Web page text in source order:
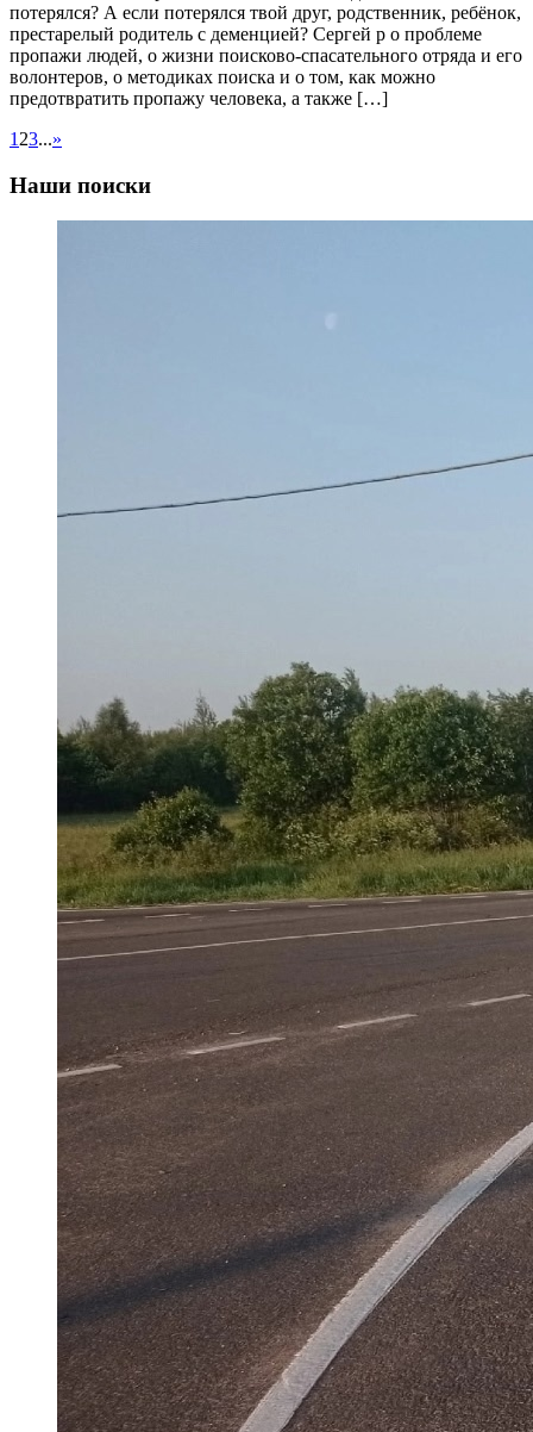
потерялся? А если потерялся твой друг, родственник, ребёнок,
престарелый родитель с деменцией? Сергей р о проблеме
пропажи людей, о жизни поисково-спасательного отряда и его
волонтеров, о методиках поиска и о том, как можно
предотвратить пропажу человека, а также […]
1 23...»
Наши поиски